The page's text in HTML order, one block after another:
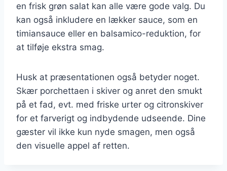
en frisk grøn salat kan alle være gode valg. Du
kan også inkludere en lækker sauce, som en
timiansauce eller en balsamico-reduktion, for
at tilføje ekstra smag.
Husk at præsentationen også betyder noget.
Skær porchettaen i skiver og anret den smukt
på et fad, evt. med friske urter og citronskiver
for et farverigt og indbydende udseende. Dine
gæster vil ikke kun nyde smagen, men også
den visuelle appel af retten.